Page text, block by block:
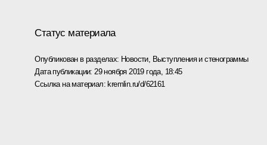
Статус материала
Опубликован в разделах: Новости, Выступления и стенограммы
Дата публикации: 29 ноября 2019 года, 18:45
Ссылка на материал: kremlin.ru/d/62161